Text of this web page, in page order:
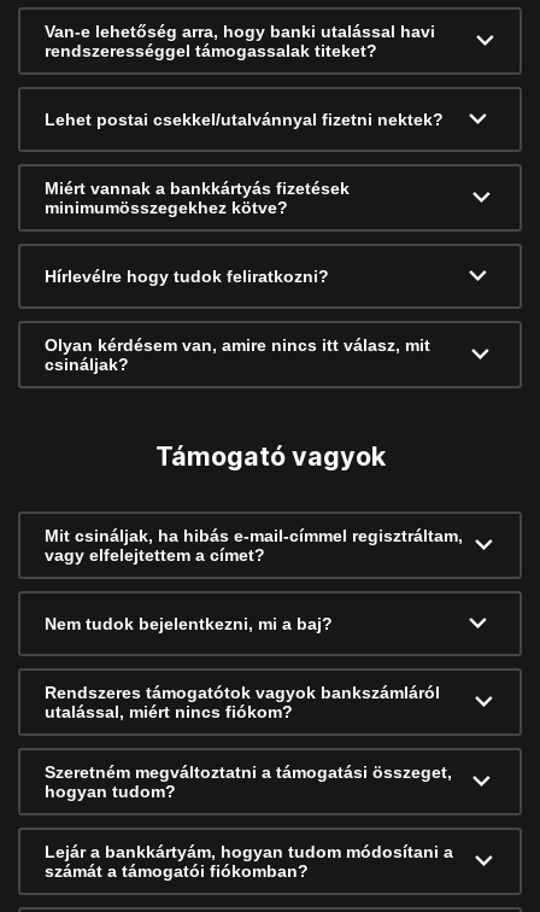
Van-e lehetőség arra, hogy banki utalással havi
rendszerességgel támogassalak titeket?
Lehet postai csekkel/utalvánnyal fizetni nektek?
Miért vannak a bankkártyás fizetések
minimumösszegekhez kötve?
Hírlevélre hogy tudok feliratkozni?
Olyan kérdésem van, amire nincs itt válasz, mit
csináljak?
Támogató vagyok
Mit csináljak, ha hibás e-mail-címmel regisztráltam,
vagy elfelejtettem a címet?
Nem tudok bejelentkezni, mi a baj?
Rendszeres támogatótok vagyok bankszámláról
utalással, miért nincs fiókom?
Szeretném megváltoztatni a támogatási összeget,
hogyan tudom?
Lejár a bankkártyám, hogyan tudom módosítani a
számát a támogatói fiókomban?